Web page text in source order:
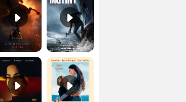
Les Silences de Riyad Bande-annonce VO STFR Les Matins merveilleux Bande-annonce VF